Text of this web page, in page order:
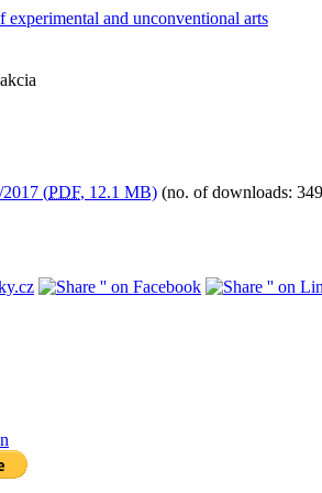
(PDF, 12.1 MB) (no. of downloads: